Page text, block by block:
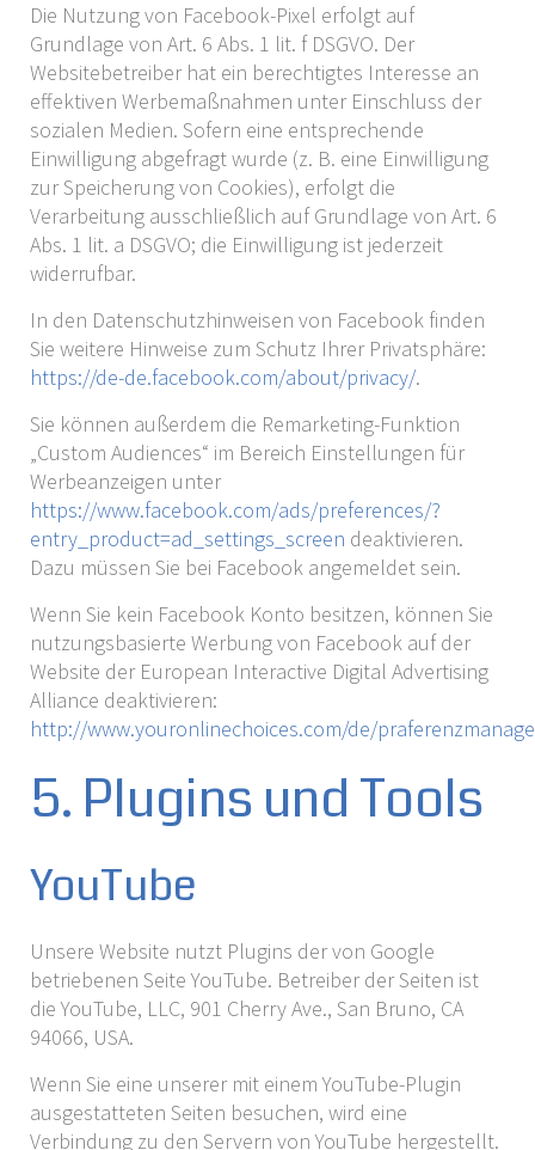
Die Nutzung von Facebook-Pixel erfolgt auf
Grundlage von Art. 6 Abs. 1 lit. f DSGVO. Der
Websitebetreiber hat ein berechtigtes Interesse an
effektiven Werbemaßnahmen unter Einschluss der
sozialen Medien. Sofern eine entsprechende
Einwilligung abgefragt wurde (z. B. eine Einwilligung
zur Speicherung von Cookies), erfolgt die
Verarbeitung ausschließlich auf Grundlage von Art. 6
Abs. 1 lit. a DSGVO; die Einwilligung ist jederzeit
widerrufbar.
In den Datenschutzhinweisen von Facebook finden
Sie weitere Hinweise zum Schutz Ihrer Privatsphäre:
https://de-de.facebook.com/about/privacy/.
Sie können außerdem die Remarketing-Funktion
„Custom Audiences“ im Bereich Einstellungen für
Werbeanzeigen unter
https://www.facebook.com/ads/preferences/?
entry_product=ad_settings_screen deaktivieren.
Dazu müssen Sie bei Facebook angemeldet sein.
Wenn Sie kein Facebook Konto besitzen, können Sie
nutzungsbasierte Werbung von Facebook auf der
Website der European Interactive Digital Advertising
Alliance deaktivieren:
http://www.youronlinechoices.com/de/
5. Plugins und Tools
YouTube
Unsere Website nutzt Plugins der von Google
betriebenen Seite YouTube. Betreiber der Seiten ist
die YouTube, LLC, 901 Cherry Ave., San Bruno, CA
94066, USA.
Wenn Sie eine unserer mit einem YouTube-Plugin
ausgestatteten Seiten besuchen, wird eine
Verbindung zu den Servern von YouTube hergestellt.